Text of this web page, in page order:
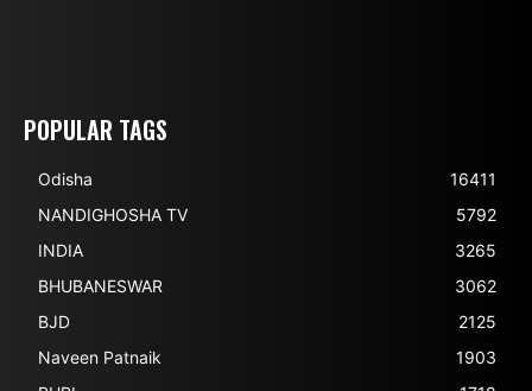
POPULAR TAGS
Odisha
16411
NANDIGHOSHA TV
5792
INDIA
3265
BHUBANESWAR
3062
BJD
2125
Naveen Patnaik
1903